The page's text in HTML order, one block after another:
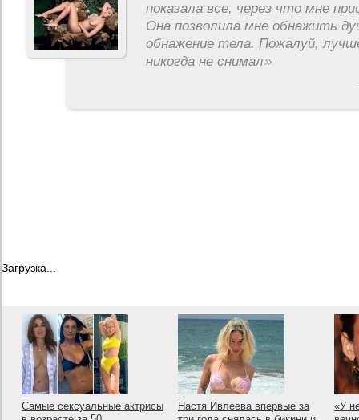
показала все, через что мне
Она позволила мне обнажить
обнажение тела. Пожалуй,
никогда не снимал»
Загрузка...
Самые сексуальные актрисы
Настя Ивлеева впервые за
«У